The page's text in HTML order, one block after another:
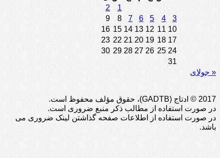
1
2
3
4
5
6
7
8
9
10
11
12
13
14
15
16
17
18
19
20
21
22
23
24
25
26
27
28
29
30
31
« جولای
2017 © ادتاج (GADTB)، حقوق مؤلف محفوظ است.
در صورت استفاده از مطالب ذکر منبع ضروری است.
در صورت استفاده از اطلاعات صفحه گذاشتن لینک ضروری می
باشد.